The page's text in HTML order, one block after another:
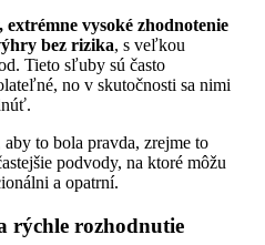
extrémne vysoké zhodnotenie
bez rizika, s veľkou
Tieto sľuby sú často
no v skutočnosti sa nimi
to bola pravda, zrejme to
podvody, na ktoré môžu
a opatrní.
rýchle rozhodnutie